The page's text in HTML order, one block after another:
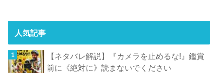
人気記事
【ネタバレ解説】『カメラを止めるな!』鑑賞
前に《絶対に》読まないでください